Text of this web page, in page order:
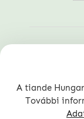
A tiande
További